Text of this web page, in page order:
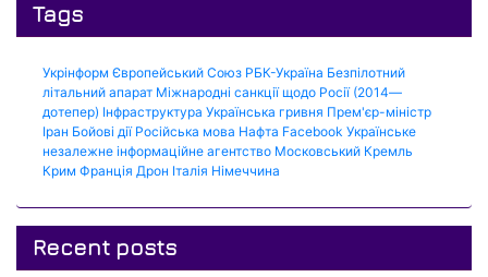
Tags
Укрінформ Європейський Союз РБК-Україна Безпілотний
літальний апарат Міжнародні санкції щодо Росії (2014—
дотепер) Інфраструктура Українська гривня Прем'єр-міністр
Іран Бойові дії Російська мова Нафта Facebook Українське
незалежне інформаційне агентство Московський Кремль
Крим Франція Дрон Італія Німеччина
Recent posts